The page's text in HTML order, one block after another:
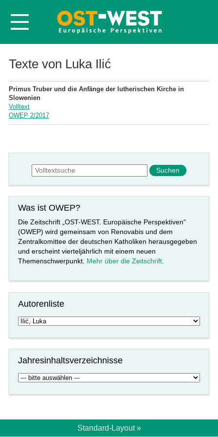
Startseite
Volltexte
Probeheft
Nachbestellen
Texte von Luka Ilić
Primus Truber und die Anfänge der lutherischen Kirche in
Slowenien
Volltext
OWEP 2/2017
Suchformular
Suche
Was ist OWEP?
Die Zeitschrift „OST-WEST. Europäische Perspektiven“
(OWEP) wird gemeinsam von Renovabis und dem
Zentralkomittee der deutschen Katholiken herausgegeben
und erscheint vierteljährlich mit einem neuen
Themenschwerpunkt. Mehr über die Zeitschrift
Autorenliste
Jahresinhaltsverzeichnisse
Standard-Layout »